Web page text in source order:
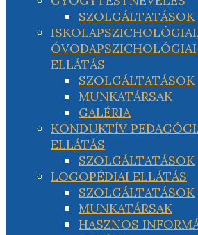
SZOLGÁLTATÁSOK
ISKOLAPSZICHOLÓGIAI,
ÓVODAPSZICHOLÓGIAI
ELLÁTÁS
SZOLGÁLTATÁSOK
MUNKATÁRSAK
GALÉRIA
KONDUKTÍV
ELLÁTÁS
SZOLGÁLTATÁSOK
LOGOPÉDIAI ELLÁTÁS
SZOLGÁLTATÁSOK
MUNKATÁRSAK
HASZNOS